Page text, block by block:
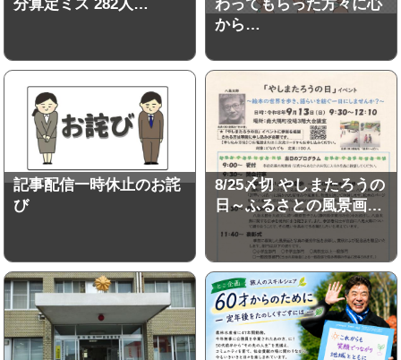
分算定ミス 282人…
わってもらった方々に心
から…
記事配信一時休止のお詫
び
8/25〆切 やしまたろうの
日～ふるさとの風景画…